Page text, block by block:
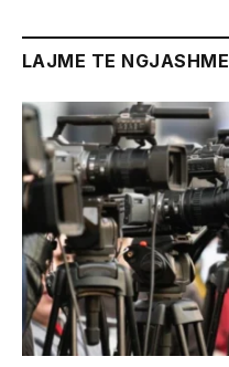
LAJME TE NGJASHME